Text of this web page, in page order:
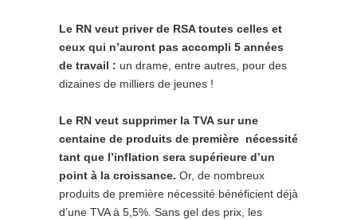
Le RN veut priver de RSA toutes celles et
ceux qui n’auront pas accompli 5 années
de travail : un drame, entre autres, pour des
dizaines de milliers de jeunes !
Le RN veut supprimer la TVA sur une
centaine de produits de première nécessité
tant que l’inflation sera supérieure d’un
point à la croissance. Or, de nombreux
produits de première nécessité bénéficient déjà
d’une TVA à 5,5%. Sans gel des prix, les